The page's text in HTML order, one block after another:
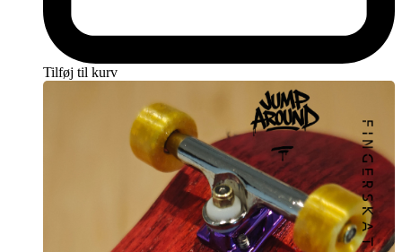
Hastighed og præcision er nøglen til fingerboarding-præstation, og
disse hjul er skabt til at levere begge dele med stil.
En Musik Af Fingerboarding: Fantastisk
Lyd under Hver Glide
En anden imponerende egenskab ved Jump Around PRO – High
Yellow Fingerboard Hjul er den fantastiske lyd, de producerer, når
de slider på ethvert underlag. Lyden af disse hjul, der ruller over
kantstenen eller grinds på en rail, er som en melodi for
fingerboarding-entusiaster. Det er en lyd, der signalerer præstation,
Tilføj til kurv